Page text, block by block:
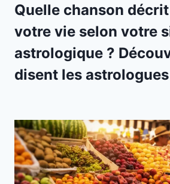
Quelle chanson
votre vie selon votre
astrologique ?
disent les astrologues